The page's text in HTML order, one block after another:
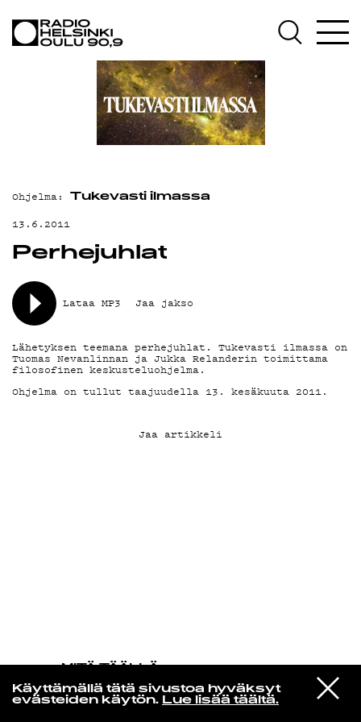
Käyttämällä tätä sivustoa hyväksyt
evästeiden käytön. Lue lisää täältä.
VIESTI
STUDIOON
MITÄ TÄÄLLÄ
The Replacements
Swingin Party
AJANKOHTAISTA
OHJELMAT
TEKIJÄT
ON-DEMAND
MAINOSTA
YHTEYSTIEDOT
G LIVELAB
YSTÄVÄKLUBI
TIETOSUOJA
KIRJAUDU SISÄÄN
Ohjelma: Tukevasti ilmassa
13.6.2011
Perhejuhlat
Lataa MP3 Jaa jakso
Lähetyksen teemana perhejuhlat. Tukevasti ilmassa on
Tuomas Nevanlinnan ja Jukka Relanderin toimittama
filosofinen keskusteluohjelma.
Ohjelma on tullut taajuudella 13. kesäkuuta 2011.
Jaa artikkeli